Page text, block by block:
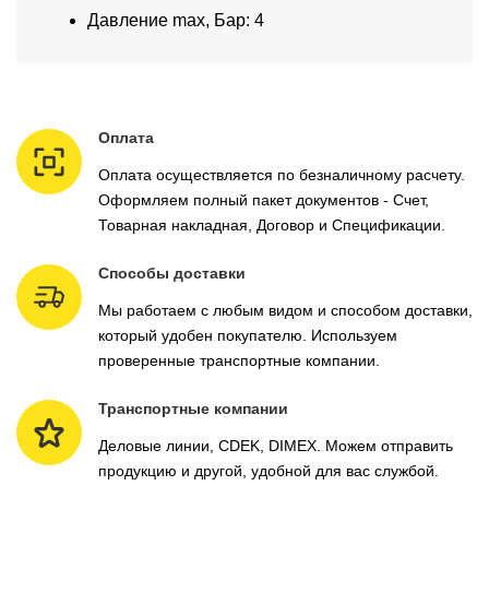
Давление max, Бар: 4
Оплата
Оплата осуществляется по безналичному расчету.
Оформляем полный пакет документов - Счет,
Товарная накладная, Договор и Спецификации.
Способы доставки
Мы работаем с любым видом и способом доставки,
который удобен покупателю. Используем
проверенные транспортные компании.
Транспортные компании
Деловые линии, CDEK, DIMEX. Можем отправить
продукцию и другой, удобной для вас службой.